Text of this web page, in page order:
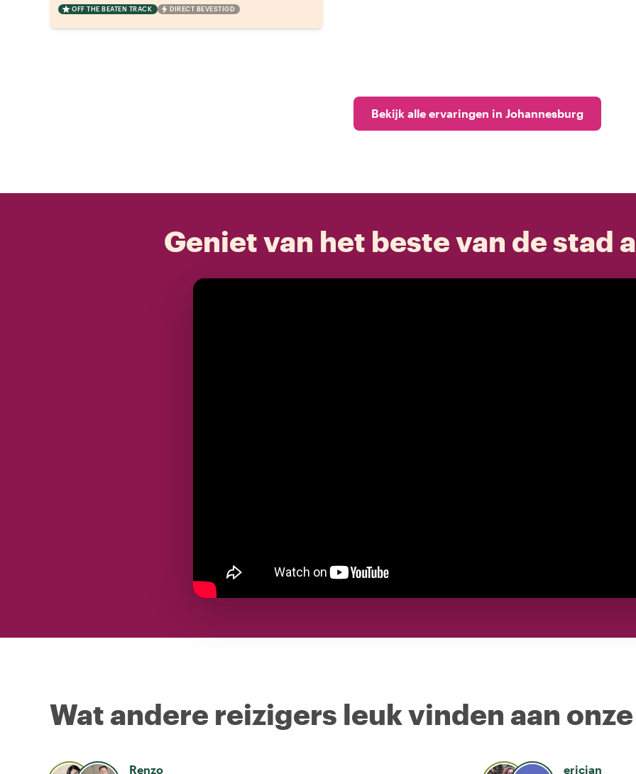
OFF THE BEATEN TRACK DIRECT BEVESTIGD
Bekijk alle ervaringen in Johannesburg
Geniet van het beste van de stad
Wat andere reizigers leuk vinden aan
Renzo ericjan